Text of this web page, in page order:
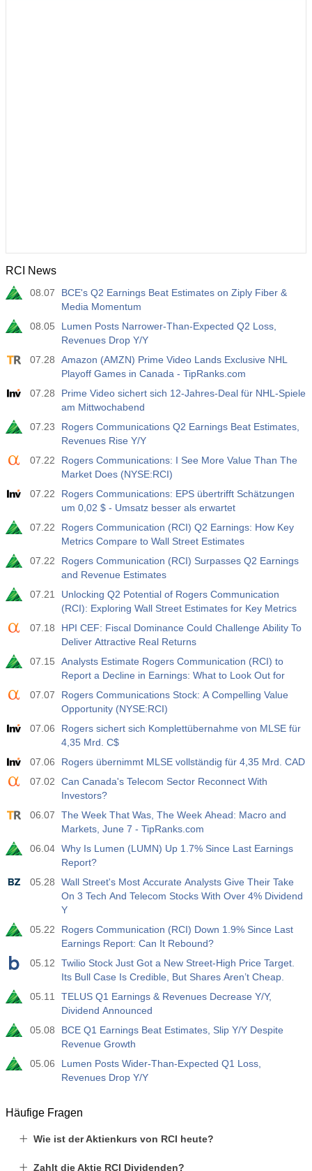
RCI News
08.07
BCE's Q2 Earnings Beat Estimates on Ziply Fiber &
Media Momentum
08.05
Lumen Posts Narrower-Than-Expected Q2 Loss,
Revenues Drop Y/Y
07.28
Amazon (AMZN) Prime Video Lands Exclusive NHL
Playoff Games in Canada - TipRanks.com
07.28
Prime Video sichert sich 12-Jahres-Deal für NHL-Spiele
am Mittwochabend
07.23
Rogers Communications Q2 Earnings Beat Estimates,
Revenues Rise Y/Y
07.22
Rogers Communications: I See More Value Than The
Market Does (NYSE:RCI)
07.22
Rogers Communications: EPS übertrifft Schätzungen
um 0,02 $ - Umsatz besser als erwartet
07.22
Rogers Communication (RCI) Q2 Earnings: How Key
Metrics Compare to Wall Street Estimates
07.22
Rogers Communication (RCI) Surpasses Q2 Earnings
and Revenue Estimates
07.21
Unlocking Q2 Potential of Rogers Communication
(RCI): Exploring Wall Street Estimates for Key Metrics
07.18
HPI CEF: Fiscal Dominance Could Challenge Ability To
Deliver Attractive Real Returns
07.15
Analysts Estimate Rogers Communication (RCI) to
Report a Decline in Earnings: What to Look Out for
07.07
Rogers Communications Stock: A Compelling Value
Opportunity (NYSE:RCI)
07.06
Rogers sichert sich Komplettübernahme von MLSE für
4,35 Mrd. C$
07.06
Rogers übernimmt MLSE vollständig für 4,35 Mrd. CAD
07.02
Can Canada's Telecom Sector Reconnect With
Investors?
06.07
The Week That Was, The Week Ahead: Macro and
Markets, June 7 - TipRanks.com
06.04 Why Is Lumen (LUMN) Up 1.7% Since Last Earnings
Report?
05.28
Wall Street's Most Accurate Analysts Give Their Take
On 3 Tech And Telecom Stocks With Over 4% Dividend
Y
05.22
Rogers Communication (RCI) Down 1.9% Since Last
Earnings Report: Can It Rebound?
05.12
Twilio Stock Just Got a New Street-High Price Target.
Its Bull Case Is Credible, But Shares Aren’t Cheap.
05.11
TELUS Q1 Earnings & Revenues Decrease Y/Y,
Dividend Announced
05.08
BCE Q1 Earnings Beat Estimates, Slip Y/Y Despite
Revenue Growth
05.06
Lumen Posts Wider-Than-Expected Q1 Loss,
Revenues Drop Y/Y
Häufige Fragen
Wie ist der Aktienkurs von RCI heute?
Zahlt die Aktie RCI Dividenden?